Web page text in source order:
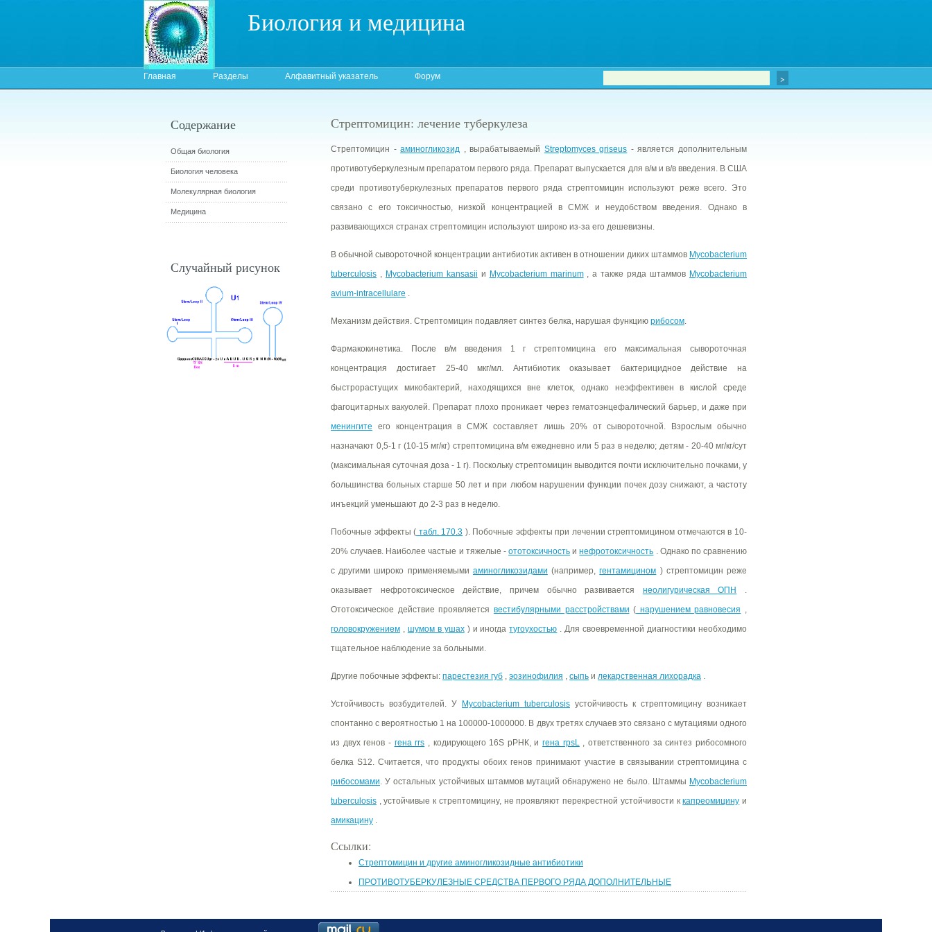
Биология и медицина
Главная Разделы Алфавитный указатель Форум
Стрептомицин: лечение туберкулеза
Стрептомицин -аминогликозид , вырабатываемый Streptomyces griseus - является дополнительным
противотуберкулезным препаратом первого ряда. Препарат выпускается для в/м и в/в введения. В США
среди противотуберкулезных препаратов первого ряда стрептомицин используют реже всего. Это
связано с его токсичностью, низкой концентрацией в СМЖ и неудобством введения. Однако в
развивающихся странах стрептомицин используют широко из-за его дешевизны.
В обычной сывороточной концентрации антибиотик активен в отношении диких штаммов Mycobacterium
tuberculosis , Mycobacterium kansasii и Mycobacterium marinum, а также ряда штаммов Mycobacterium
avium-intracellulare .
Механизм действия. Стрептомицин подавляет синтез белка, нарушая функцию рибосом.
Фармакокинетика. После в/м введения 1 г стрептомицина его максимальная сывороточная
концентрация достигает 25-40 мкг/мл. Антибиотик оказывает бактерицидное действие на
быстрорастущих микобактерий, находящихся вне клеток, однако неэффективен в кислой среде
фагоцитарных вакуолей. Препарат плохо проникает через гематоэнцефалический барьер, и даже при
менингите его концентрация в СМЖ составляет лишь 20% от сывороточной. Взрослым обычно
назначают 0,5-1 г (10-15 мг/кг) стрептомицина в/м ежедневно или 5 раз в неделю; детям - 20-40 мг/кг/сут
(максимальная суточная доза - 1 г). Поскольку стрептомицин выводится почти исключительно почками, у
большинства больных старше 50 лет и при любом нарушении функции почек дозу снижают, а частоту
инъекций уменьшают до 2-3 раз в неделю.
Побочные эффекты ( табл. 170.3 ). Побочные эффекты при лечении стрептомицином отмечаются в 10-
20% случаев. Наиболее частые и тяжелые -ототоксичность инефротоксичность . Однако по сравнению
с другими широко применяемыми аминогликозидами (например,гентамицином ) стрептомицин реже
оказывает нефротоксическое действие, причем обычно развивается неолигурическая ОПН
.
Ототоксическое действие проявляется вестибулярными расстройствами ( нарушением равновесия ,
головокружением , шумом в ушах) и иногдатугоухостью . Для своевременной диагностики необходимо
тщательное наблюдение за больными.
Другие побочные эффекты: парестезия губ , эозинофилия , сыпь и лекарственная лихорадка .
Устойчивость возбудителей. У Mycobacterium tuberculosis устойчивость к стрептомицину возникает
спонтанно с вероятностью 1 на 100000-1000000. В двух третях случаев это связано с мутациями одного
из двух генов - гена rrs , кодирующего 16S рРНК, игена rpsL, ответственного за синтез рибосомного
белка S12. Считается, что продукты обоих генов принимают участие в связывании стрептомицина с
рибосомами. У остальных устойчивых штаммов мутаций обнаружено не было. Штаммы Mycobacterium
tuberculosis , устойчивые к стрептомицину, не проявляют перекрестной устойчивости ккапреомицину и
амикацину .
Ссылки:
Стрептомицин и другие аминогликозидные антибиотики
ПРОТИВОТУБЕРКУЛЕЗНЫЕ СРЕДСТВА ПЕРВОГО РЯДА ДОПОЛНИТЕЛЬНЫЕ
Содержание
Общая биология
Биология человека
Молекулярная биология
Медицина
Случайный рисунок